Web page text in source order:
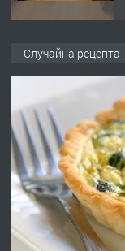
ПРЕДЛАГА
Случайна рецепта